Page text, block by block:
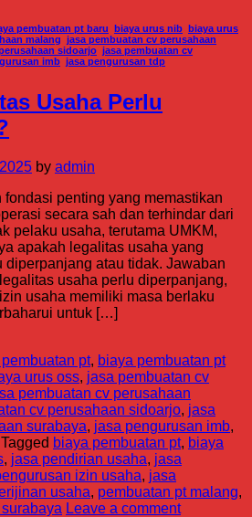
pembuatan pt baru biaya urus nib biaya urus
malang jasa pembuatan cv perusahaan
sidoarjo jasa pembuatan cv
imb jasa pengurusan tdp
Usaha Perlu
by admin
fondasi penting yang memastikan
secara sah dan terhindar dari
pelaku usaha, terutama UMKM,
apakah legalitas usaha yang
diperpanjang atau tidak. Jawaban
usaha perlu diperpanjang,
usaha memiliki masa berlaku
untuk […]
pt, biaya pembuatan pt
urus oss, jasa pembuatan cv
pembuatan cv perusahaan
cv perusahaan sidoarjo, jasa
surabaya, jasa pengurusan imb,
Tagged biaya pembuatan pt, biaya
, jasa pendirian usaha, jasa
izin usaha, jasa
usaha, pembuatan pt malang,
Leave a comment